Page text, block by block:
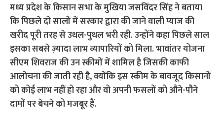
मध्य प्रदेश के किसान सभा के मुखिया जसविंदर सिंह ने बताया
कि पिछले दो सालों में सरकार द्वारा की जाने वाली प्याज की
खरीद पूरी तरह से उथल-पुथल भरी रही. उन्होंने कहा पिछले साल
इसका सबसे ज़्यादा लाभ व्यापारियों को मिला.भावांतर योजना
सीएम शिवराज की उन स्कीमों में शामिल है जिसकी काफी
आलोचना की जाती रही है, क्योंकि इस स्कीम के बावजूद किसानों
को कोई लाभ नहीं हो रहा और वो अपनी फसलों को औने-पौने
दामों पर बेचने को मजबूर हैं.